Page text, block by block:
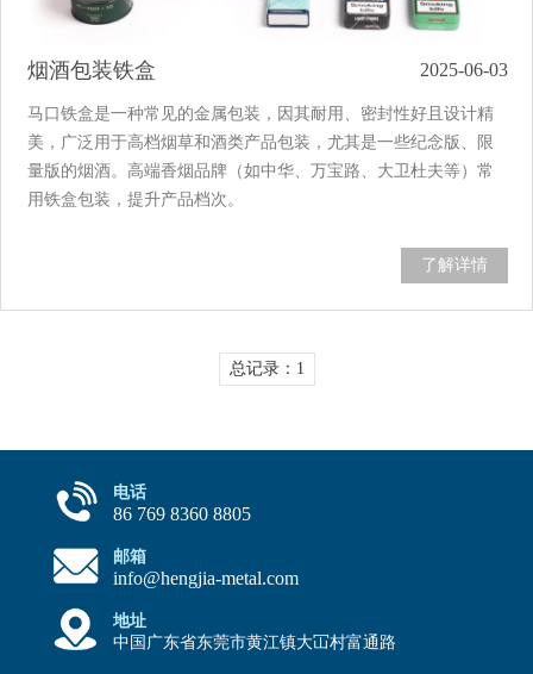
烟酒包装铁盒 2025-06-03
马口铁盒是一种常见的金属包装，因其耐用、密封性好且设计精
美，广泛用于高档烟草和酒类产品包装，尤其是一些纪念版、限
量版的烟酒。高端香烟品牌（如中华、万宝路、大卫杜夫等）常
用铁盒包装，提升产品档次。
了解详情
总记录：1
电话
86 769 8360 8805
邮箱
info@hengjia-metal.com
地址
中国广东省东莞市黄江镇大冚村富通路